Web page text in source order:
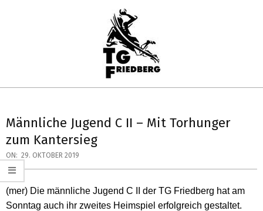
TG
HANDBALL
Menu
Männliche Jugend C II – Mit Torhunger
zum Kantersieg
ON: 29. OKTOBER 2019
(mer) Die männliche Jugend C II der TG Friedberg hat am
Sonntag auch ihr zweites Heimspiel erfolgreich gestaltet.